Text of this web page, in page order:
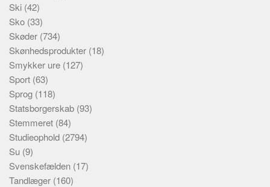
Ski (42)
Sko (33)
Skøder (734)
Skønhedsprodukter (18)
Smykker ure (127)
Sport (63)
Sprog (118)
Statsborgerskab (93)
Stemmeret (84)
Studieophold (2794)
Su (9)
Svenskefælden (17)
Tandlæger (160)